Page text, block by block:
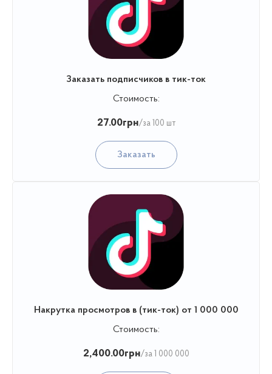
Заказать подписчиков в тик-ток
Стоимость:
27.00грн/за 100 шт
Заказать
Накрутка просмотров в (тик-ток) от 1 000 000
Стоимость:
2,400.00грн/за 1 000 000